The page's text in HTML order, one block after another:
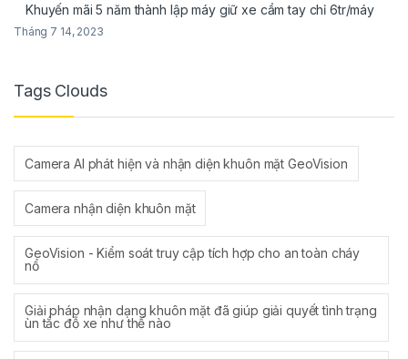
Khuyến mãi 5 năm thành lập máy giữ xe cầm tay chỉ 6tr/máy
Tháng 7 14, 2023
Tags Clouds
Camera AI phát hiện và nhận diện khuôn mặt GeoVision
Camera nhận diện khuôn mặt
GeoVision - Kiểm soát truy cập tích hợp cho an toàn cháy
nổ
Giải pháp nhận dạng khuôn mặt đã giúp giải quyết tình trạng
ùn tắc đỗ xe như thế nào